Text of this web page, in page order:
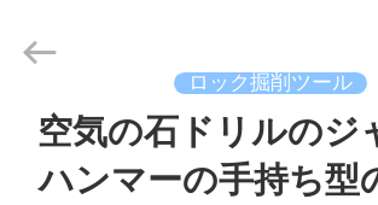
Copyright
Technologies
(Beijing)
ロック掘削ツール
空気の石ドリルのジ
ハンマーの手持ち型